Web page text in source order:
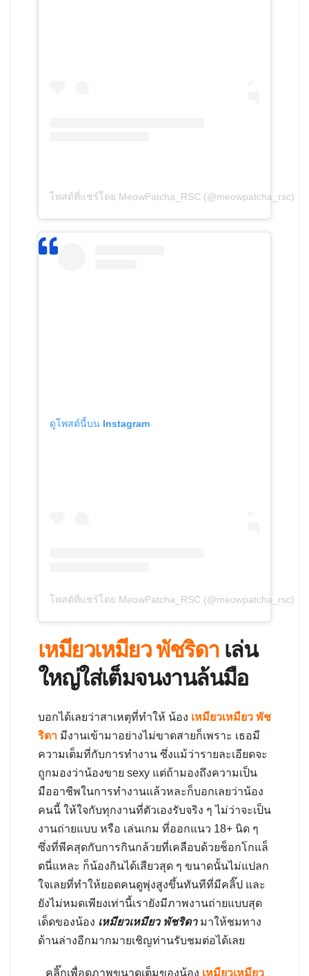
โพสต์ที่แชร์โดย MeowPatcha_RSC (@meowpatcha_rsc)
ดูโพสต์นี้บน Instagram
โพสต์ที่แชร์โดย MeowPatcha_RSC (@meowpatcha_rsc)
เหมียวเหมียว พัชริดาเล่น
ใหญ่ใส่เต็มจนงานล้นมือ
บอกได้เลยว่าสาเหตุที่ทำให้ น้อง เหมียวเหมียว พัช
ริดา มีงานเข้ามาอย่างไม่ขาดสายก็เพราะ เธอมี
ความเต็มที่กับการทำงาน ซึ่งแม้ว่ารายละเอียดจะ
ถูกมองว่าน้องขาย sexy แต่ถ้ามองถึงความเป็น
มืออาชีพในการทำงานแล้วหละก็บอกเลยว่าน้อง
คนนี้ ให้ใจกับทุกงานที่ตัวเองรับจริง ๆ ไม่ว่าจะเป็น
งานถ่ายแบบ หรือ เล่นเกม ที่ออกแนว 18+ นิด ๆ
ซึ่งที่พีคสุดกับการกินกล้วยที่เคลือบด้วยช็อกโกแล็
ตนี่แหละ ก็น้องกินได้เสียวสุด ๆ ขนาดนั้นไม่แปลก
ใจเลยที่ทำให้ยอดคนดูพุ่งสูงขึ้นทันทีที่มีคลิ๊ป และ
ยังไม่หมดเพียงเท่านี้เรายังมีภาพงานถ่ายแบบสุด
เด็ดของน้อง เหมียวเหมียว พัชริดามาให้ชมทาง
ด้านล่างอีกมากมายเชิญท่านรับชมต่อได้เลย
คลิ๊กเพื่อดูภาพขนาดเต็มของน้อง เหมียวเหมียว